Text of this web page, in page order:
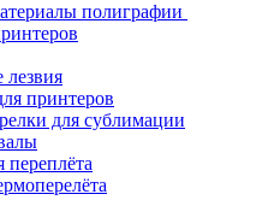
полиграфии
принтеров
для сублимации